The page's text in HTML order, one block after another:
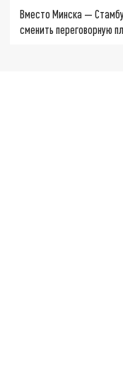
Вместо Минска —
сменить переговорную